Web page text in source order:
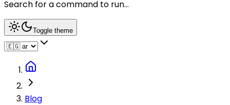
Search for a command to run...
Toggle theme
Blog